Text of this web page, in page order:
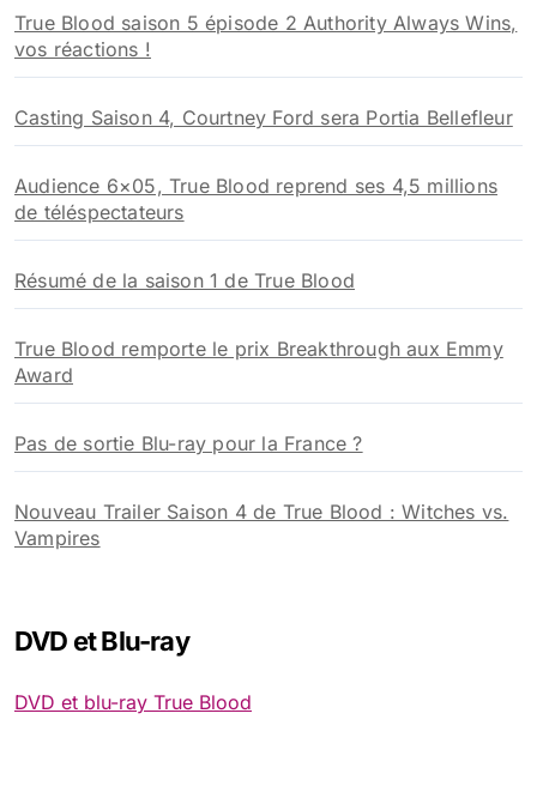
True Blood saison 5 épisode 2 Authority Always Wins,
vos réactions !
Casting Saison 4, Courtney Ford sera Portia Bellefleur
Audience 6×05, True Blood reprend ses 4,5 millions
de téléspectateurs
Résumé de la saison 1 de True Blood
True Blood remporte le prix Breakthrough aux Emmy
Award
Pas de sortie Blu-ray pour la France ?
Nouveau Trailer Saison 4 de True Blood : Witches vs.
Vampires
DVD et Blu-ray
DVD et blu-ray True Blood